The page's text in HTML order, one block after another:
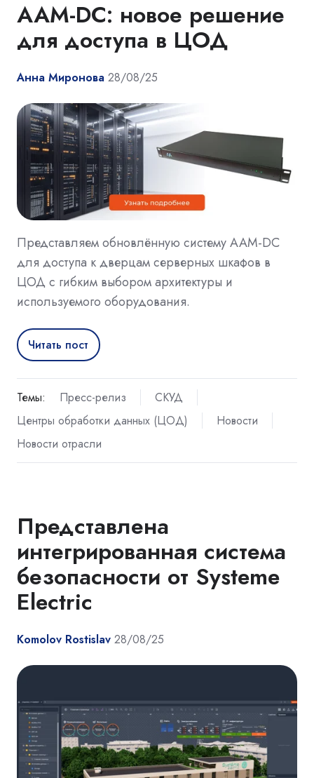
AAM-DC: новое решение
для доступа в ЦОД
Анна Миронова 28/08/25
Представляем обновлённую систему AAM-DC
для доступа к дверцам серверных шкафов в
ЦОД с гибким выбором архитектуры и
используемого оборудования.
Читать пост
Темы: Пресс-релиз
СКУД
Центры обработки данных (ЦОД)
Новости
Новости отрасли
Представлена
интегрированная система
безопасности от Systeme
Electric
Komolov Rostislav 28/08/25